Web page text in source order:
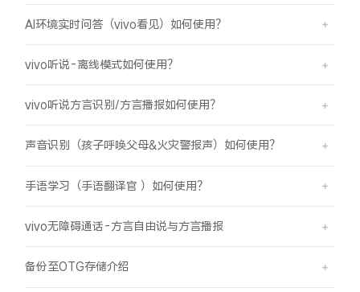
AI环境实时问答（vivo看见）如何使用？
vivo听说-离线模式如何使用？
vivo听说方言识别/方言播报如何使用？
声音识别（孩子呼唤父母&火灾警报声）如何使用？
手语学习（手语翻译官 ）如何使用？
vivo无障碍通话-方言自由说与方言播报
备份至OTG存储介绍